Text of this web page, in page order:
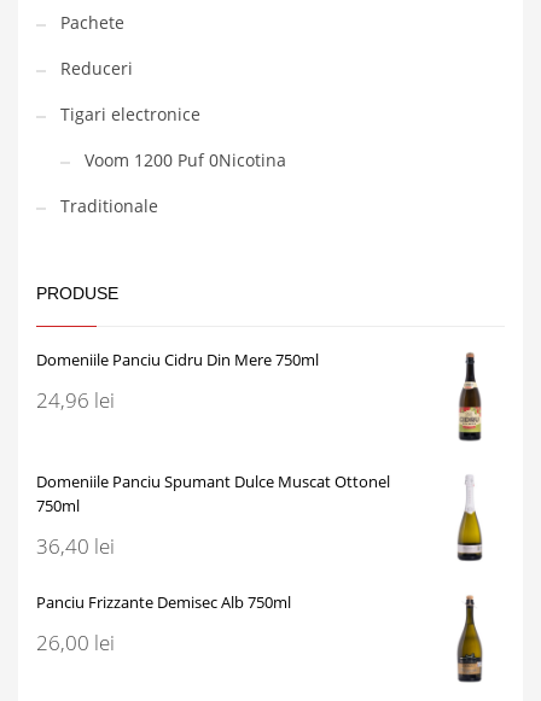
Pachete
Reduceri
Tigari electronice
Voom 1200 Puf 0Nicotina
Traditionale
PRODUSE
Domeniile Panciu Cidru Din Mere 750ml
24,96 lei
Domeniile Panciu Spumant Dulce Muscat Ottonel
750ml
36,40 lei
Panciu Frizzante Demisec Alb 750ml
26,00 lei